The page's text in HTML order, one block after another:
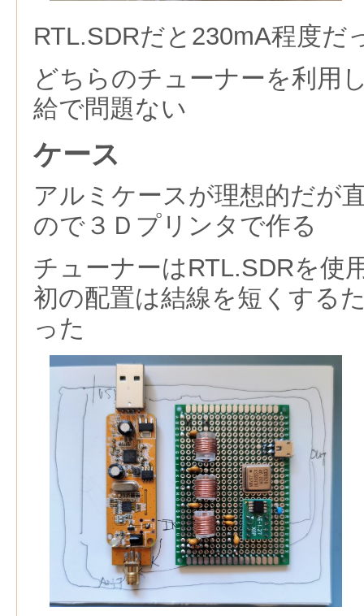
RTL.SDRだと230mA程度だ
どちらのチューナーを利用
給で問題ない
ケース
アルミケースが理想的だが
ので３Ｄプリンタで作る
チューナーはRTL.SDRを使
初の配置は結線を短くする
った